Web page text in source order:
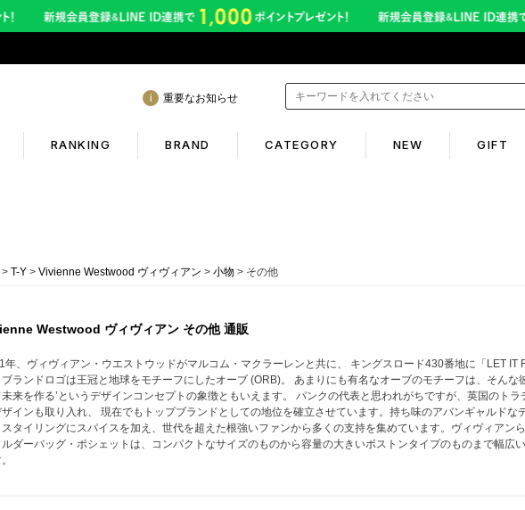
重要なお知らせ
RANKING BRAND CATEGORY NEW GIFT
も休まず発送！営業について
ービス終了のお知らせ
ビス内容変更のお知らせ
トへのご注意
Service
初めての方へ
返品保証について
お客様のレビュー
ご利用ガイド
お問合せ
T-Y Vivienne Westwood ヴィヴィアン 小物 その他
Westwood ヴィヴィアン その他 通販
年、ヴィヴィアン・ウエストウッドがマルコム・マクラーレンと共に、 キングスロード430番地に「LET IT
ブランドロゴは王冠と地球をモチーフにしたオーブ (ORB)。 あまりにも有名なオーブのモチーフは、そんな
未来を作る’というデザインコンセプトの象徴ともいえます。 パンクの代表と思われがちですが、英国のトラ
インも取り入れ、 現在でもトップブランドとしての地位を確立させています。持ち味のアバンギャルドな
タイリングにスパイスを加え、世代を超えた根強いファンから多くの支持を集めています。ヴィヴィアン
ルダーバッグ・ポシェットは、コンパクトなサイズのものから容量の大きいボストンタイプのものまで幅広